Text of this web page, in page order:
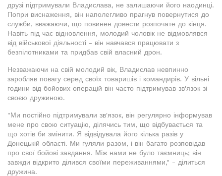
друзі підтримували Владислава, не залишаючи його наодинці.
Попри виснаження, він наполегливо прагнув повернутися до
служби, вважаючи, що повинен довести розпочате до кінця.
Навіть під час відновлення, молодий чоловік не відмовлявся
від військової діяльності - він навчався працювати з
безпілотниками та придбав свій власний дрон.
Незважаючи на свій молодий вік, Владислав невпинно
заробляв повагу серед своїх товаришів і командирів. У вільні
години від бойових операцій він часто підтримував зв'язок зі
своєю дружиною.
"Ми постійно підтримували зв'язок, він регулярно інформував
мене про свою ситуацію, ділячись тим, що відбувається та
що хотів би змінити. Я відвідувала його кілька разів у
Донецькій області. Ми гуляли разом, і він багато розповідав
про свої бойові завдання. Між нами не було таємниць; він
завжди відкрито ділився своїми переживаннями," - ділиться
дружина.